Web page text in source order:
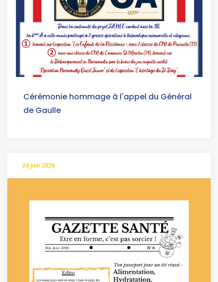
Cérémonie hommage à l'appel du Général
de Gaulle
24 juin 2026